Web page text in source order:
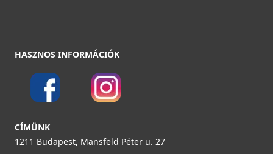
ELLECI - Szifonszett kétutas mosogatóhoz
COMPSIF2V
HASZNOS INFORMÁCIÓK
CÍMÜNK
1211 Budapest, Mansfeld Péter u. 27